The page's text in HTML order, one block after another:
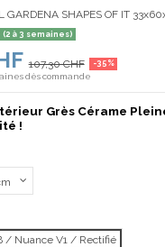
GARDENA SHAPES OF IT
à 3 semaines)
107,30 CHF -35%
dès commande
Grès Cérame
!
/ Nuance V1 / Rectifié